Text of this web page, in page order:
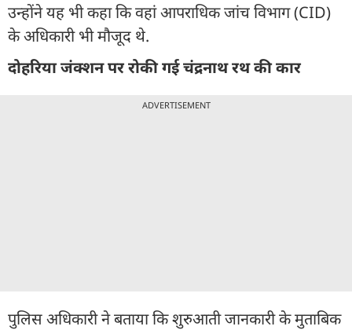
उन्होंने यह भी कहा कि वहां आपराधिक जांच विभाग (CID)
के अधिकारी भी मौजूद थे.
दोहरिया जंक्शन पर रोकी गई चंद्रनाथ रथ की कार
ADVERTISEMENT
पुलिस अधिकारी ने बताया कि शुरुआती जानकारी के मुताबिक